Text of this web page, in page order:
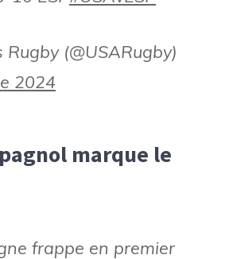
(@USARugby)
2024
marque le
frappe en premier